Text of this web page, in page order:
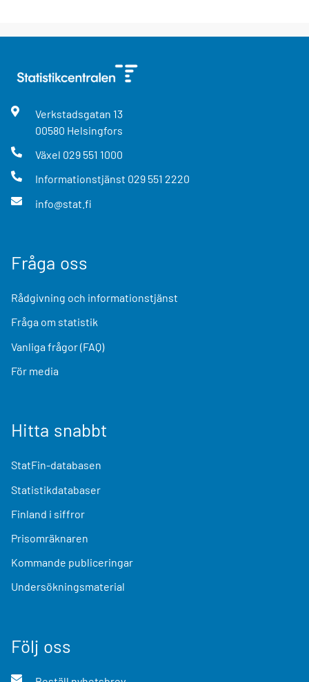
Verkstadsgatan 13
00580 Helsingfors
Växel 029 551 1000
Informationstjänst 029 551 2220
info@stat.fi
Fråga oss
Rådgivning och informationstjänst
Fråga om statistik
Vanliga frågor (FAQ)
För media
Hitta snabbt
StatFin-databasen
Statistikdatabaser
Finland i siffror
Prisomräknaren
Kommande publiceringar
Undersökningsmaterial
Följ oss